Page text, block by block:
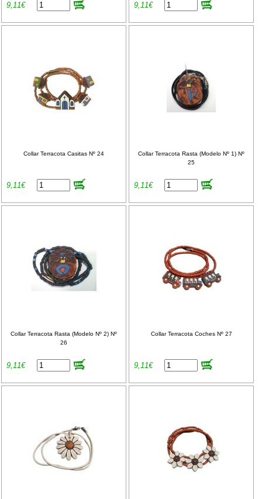
9,11€ 9,11€
Collar Terracota Casitas Nº 24
9,11€
Collar Terracota Rasta (Modelo Nº 1) Nº
25
9,11€
Collar Terracota Rasta (Modelo Nº 2) Nº
26
9,11€
Collar Terracota Coches Nº 27
9,11€